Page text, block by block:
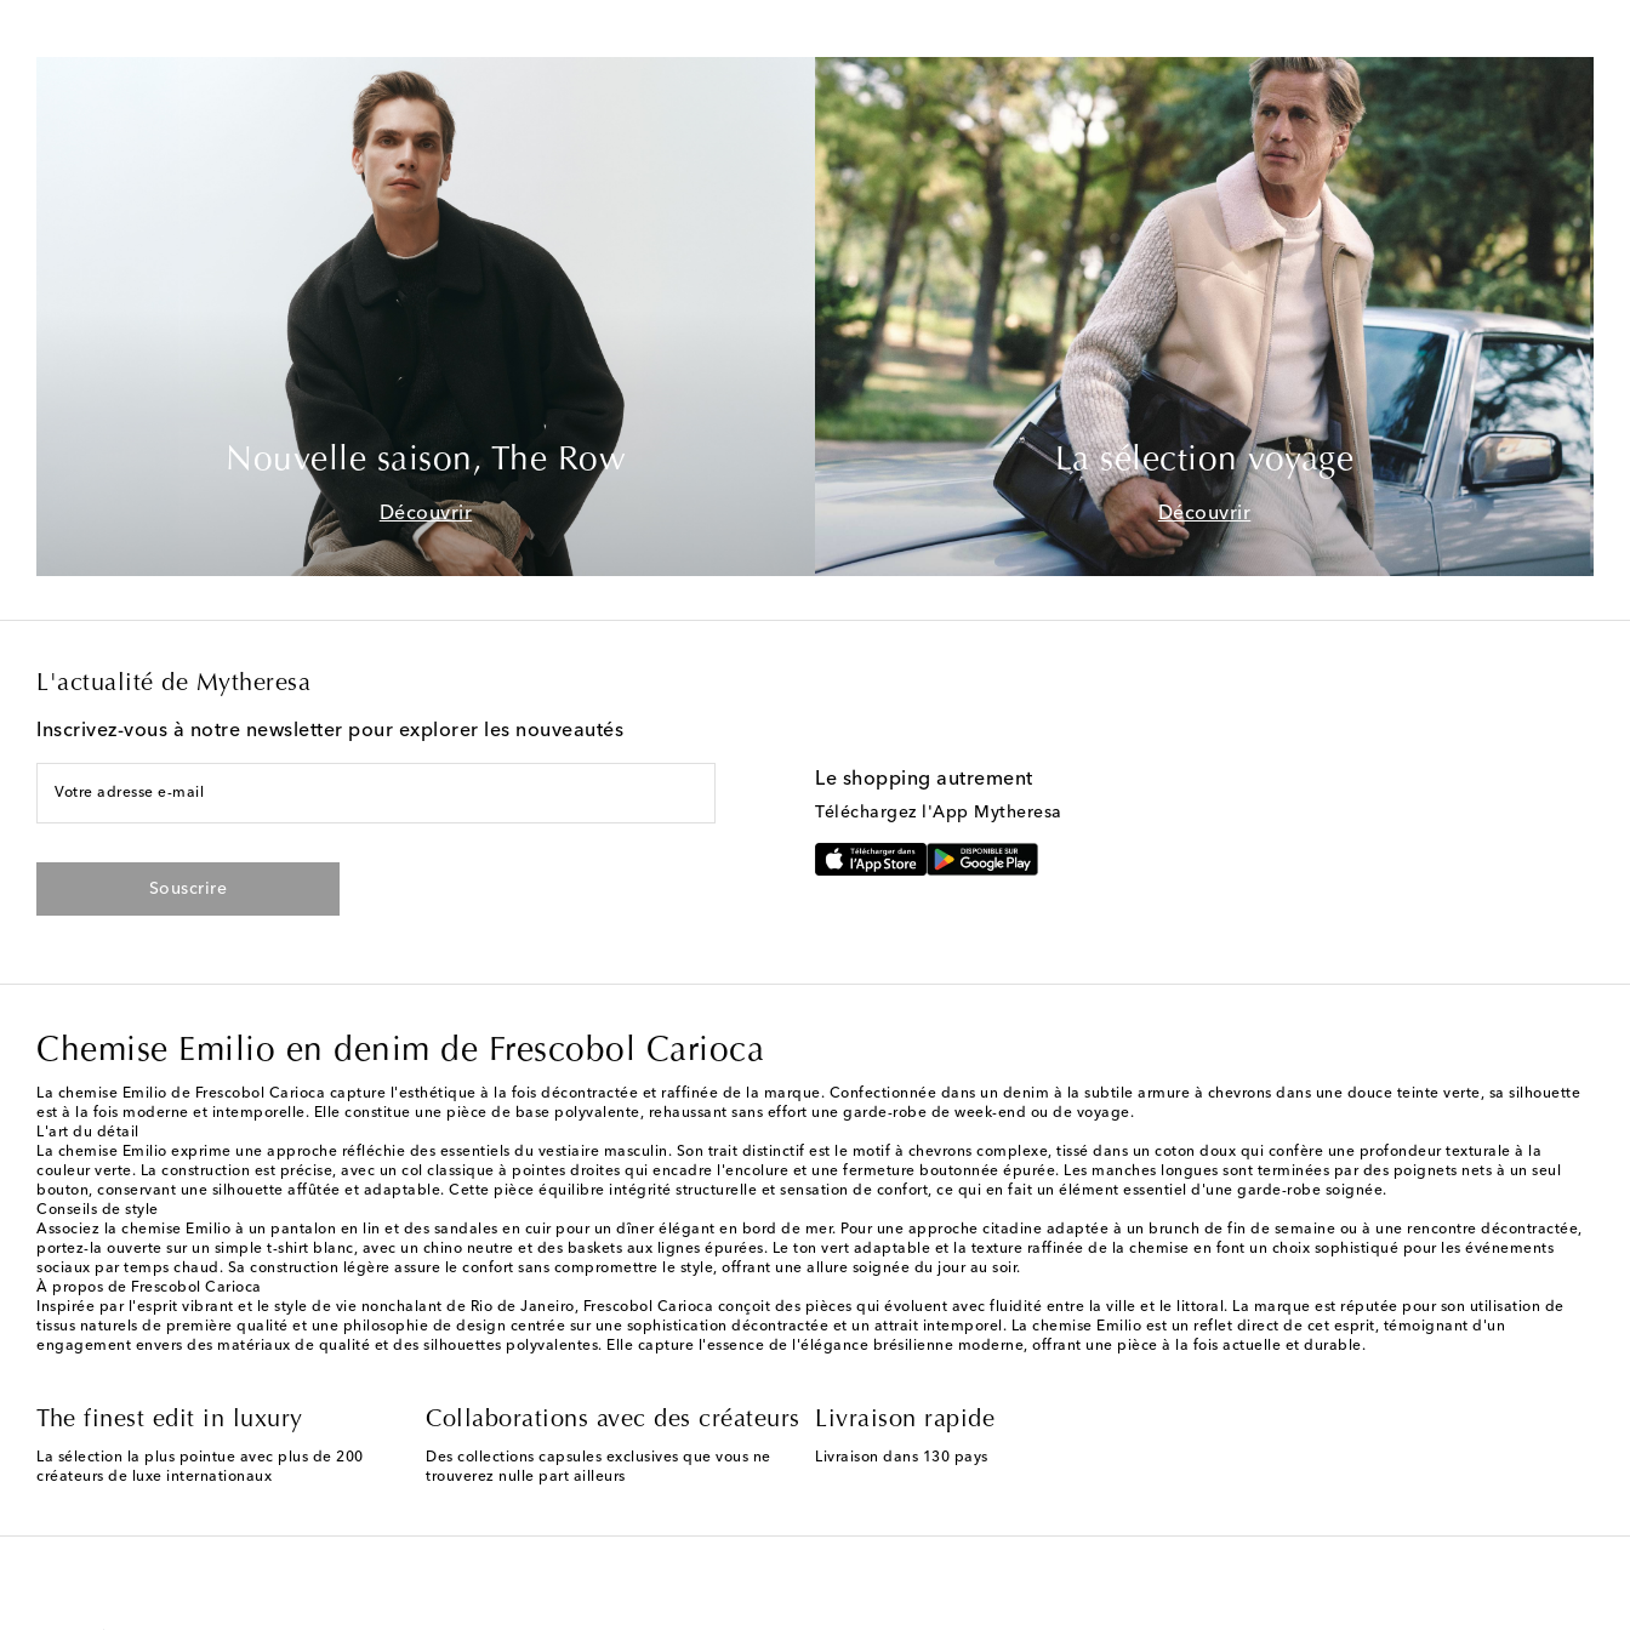
Nouvelle saison, The Row
Découvrir
La sélection voyage
Découvrir
L'actualité de Mytheresa
Inscrivez-vous à notre newsletter pour explorer les nouveautés
Votre adresse e-mail
Souscrire
Le shopping autrement
Téléchargez l'App Mytheresa
Chemise Emilio en denim de Frescobol Carioca
La chemise Emilio de Frescobol Carioca capture l'esthétique à la fois décontractée et raffinée de la marque. Confectionnée dans un denim à la subtile armure à chevrons dans une douce teinte verte, sa silhouette
est à la fois moderne et intemporelle. Elle constitue une pièce de base polyvalente, rehaussant sans effort une garde-robe de week-end ou de voyage.
L'art du détail
La chemise Emilio exprime une approche réfléchie des essentiels du vestiaire masculin. Son trait distinctif est le motif à chevrons complexe, tissé dans un coton doux qui confère une profondeur texturale à la
couleur verte. La construction est précise, avec un col classique à pointes droites qui encadre l'encolure et une fermeture boutonnée épurée. Les manches longues sont terminées par des poignets nets à un seul
bouton, conservant une silhouette affûtée et adaptable. Cette pièce équilibre intégrité structurelle et sensation de confort, ce qui en fait un élément essentiel d'une garde-robe soignée.
Conseils de style
Associez la chemise Emilio à un pantalon en lin et des sandales en cuir pour un dîner élégant en bord de mer. Pour une approche citadine adaptée à un brunch de fin de semaine ou à une rencontre décontractée,
portez-la ouverte sur un simple t-shirt blanc, avec un chino neutre et des baskets aux lignes épurées. Le ton vert adaptable et la texture raffinée de la chemise en font un choix sophistiqué pour les événements
sociaux par temps chaud. Sa construction légère assure le confort sans compromettre le style, offrant une allure soignée du jour au soir.
À propos de Frescobol Carioca
Inspirée par l'esprit vibrant et le style de vie nonchalant de Rio de Janeiro, Frescobol Carioca conçoit des pièces qui évoluent avec fluidité entre la ville et le littoral. La marque est réputée pour son utilisation de
tissus naturels de première qualité et une philosophie de design centrée sur une sophistication décontractée et un attrait intemporel. La chemise Emilio est un reflet direct de cet esprit, témoignant d'un
engagement envers des matériaux de qualité et des silhouettes polyvalentes. Elle capture l'essence de l'élégance brésilienne moderne, offrant une pièce à la fois actuelle et durable.
The finest edit in luxury
La sélection la plus pointue avec plus de 200
créateurs de luxe internationaux
Collaborations avec des créateurs
Des collections capsules exclusives que vous ne
trouverez nulle part ailleurs
Livraison rapide
Livraison dans 130 pays